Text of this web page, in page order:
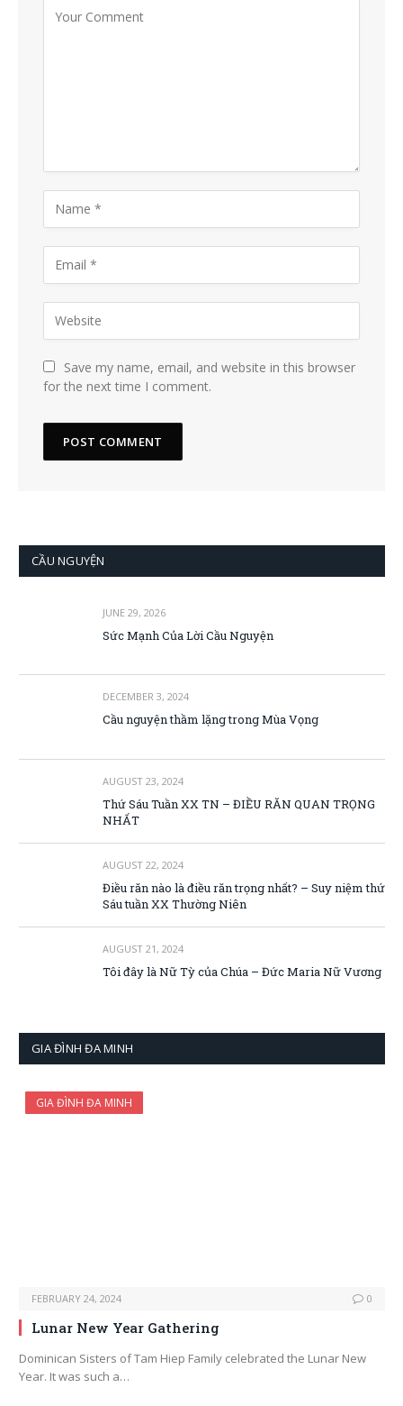
Save my name, email, and website in this browser
for the next time I comment.
CẦU NGUYỆN
JUNE 29, 2026
Sức Mạnh Của Lời Cầu Nguyện
DECEMBER 3, 2024
Cầu nguyện thầm lặng trong Mùa Vọng
AUGUST 23, 2024
Thứ Sáu Tuần XX TN – ĐIỀU RĂN QUAN TRỌNG
NHẤT
AUGUST 22, 2024
Điều răn nào là điều răn trọng nhất? – Suy niệm thứ
Sáu tuần XX Thường Niên
AUGUST 21, 2024
Tôi đây là Nữ Tỳ của Chúa – Đức Maria Nữ Vương
GIA ĐÌNH ĐA MINH
GIA ĐÌNH ĐA MINH
FEBRUARY 24, 2024 0
Lunar New Year Gathering
Dominican Sisters of Tam Hiep Family celebrated the Lunar New
Year. It was such a…